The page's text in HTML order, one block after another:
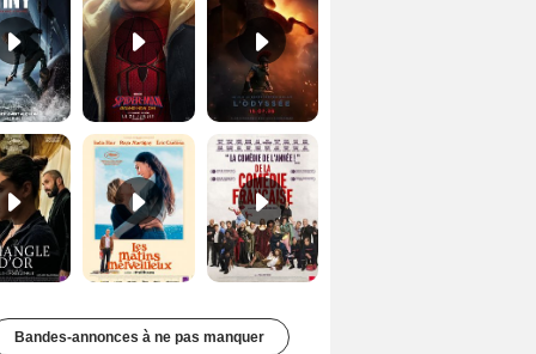
Le Triangle d'or Bande-annonce VF De la Comédie-Française Teaser VF
Bandes-annonces à ne pas manquer